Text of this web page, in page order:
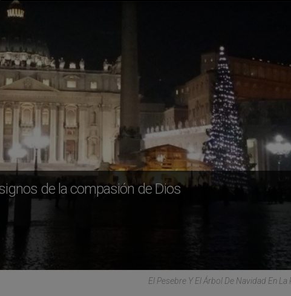
de la compasión de Dios
El Pesebre Y El Árbol De Navidad En La